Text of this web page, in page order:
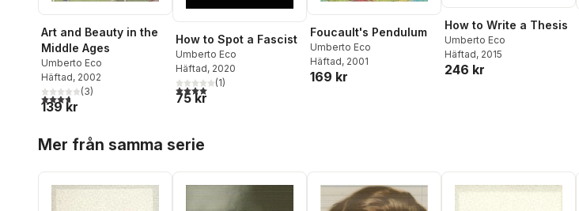
Art and Beauty in the
Middle Ages
Umberto Eco
Häftad, 2002
3,7utav 5 stjärnor. Totalt antal röster:
(3)
139 kr
How to Spot a Fascist
Umberto Eco
Häftad, 2020
4,0utav 5 stjärnor. Totalt antal röster:
(1)
75 kr
Foucault's Pendulum
Umberto Eco
Häftad, 2001
169 kr
How to Write a Thesis
Umberto Eco
Häftad, 2015
246 kr
Mer från samma serie